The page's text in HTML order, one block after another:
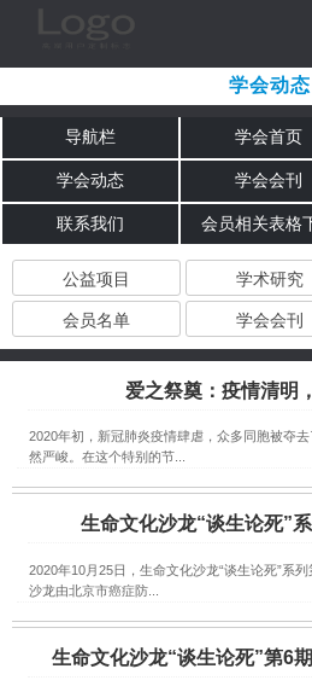
学会动态
导航栏 学会首页
学会动态 学会会刊
联系我们 会员相关表格
公益项目 学术研究
会员名单 学会会刊
爱之祭奠：疫情清明
2020年初，新冠肺炎疫情肆虐，众多同胞被夺
然严峻。在这个特别的节...
生命文化沙龙“谈生论死”
2020年10月25日，生命文化沙龙“谈生论死”系
沙龙由北京市癌症防...
生命文化沙龙“谈生论死”第6